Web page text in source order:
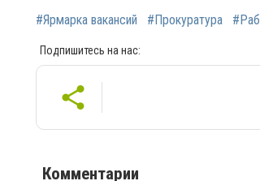
#Ярмарка вакансий #Прокуратура
Подпишитесь на нас:
Комментарии